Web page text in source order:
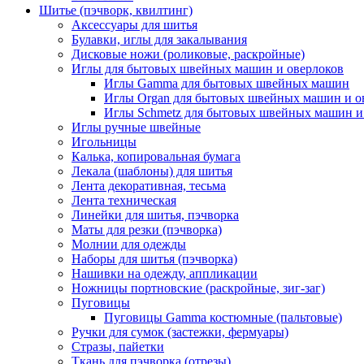
Шитье (пэчворк, квилтинг)
Аксессуары для шитья
Булавки, иглы для закалывания
Дисковые ножи (роликовые, раскройные)
Иглы для бытовых швейных машин и оверлоков
Иглы Gamma для бытовых швейных машин
Иглы Organ для бытовых швейных машин и
Иглы Schmetz для бытовых швейных машин и
Иглы ручные швейные
Игольницы
Калька, копировальная бумага
Лекала (шаблоны) для шитья
Лента декоративная, тесьма
Лента техническая
Линейки для шитья, пэчворка
Маты для резки (пэчворка)
Молнии для одежды
Наборы для шитья (пэчворка)
Нашивки на одежду, аппликации
Ножницы портновские (раскройные, зиг-заг)
Пуговицы
Пуговицы Gamma костюмные (пальтовые)
Ручки для сумок (застежки, фермуары)
Стразы, пайетки
Ткань для пэчворка (отрезы)